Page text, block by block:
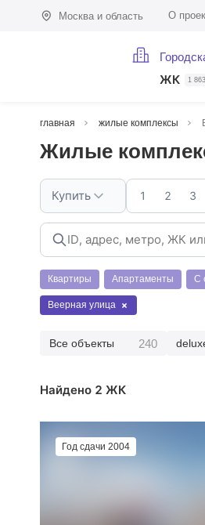
Москва и область О
ЖК 1 863
главная жилые комплексы
Жилые
Купить 1 2 3
Квартиры Апартаменты С
Веерная улица
Все объекты 240
Найдено 2 ЖК
Год сдачи 2004